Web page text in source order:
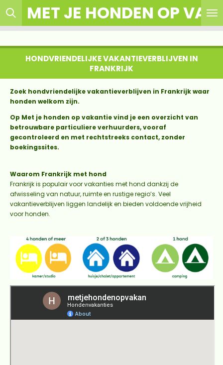
Ga
direct
naar
hoofdinhoud
MET JE HONDEN OP
HONDVRIENDELIJKE VAKANTIEVERBLIJVEN IN
FRANKRIJK
Zoek hondvriendelijke vakantieverblijven in Frankrijk waar
honden welkom zijn.
Op Met je honden op vakantie vind je een overzicht van
betrouwbare particuliere verhuurders, vooraf
gecontroleerd en met rechtstreeks contact, zonder
boekingssites.
Waarom Frankrijk met hond
Frankrijk is populair voor vakanties met hond dankzij de
afwisseling van natuur, ruimte en rustige regio’s. Veel
vakantieverblijven liggen landelijk en bieden voldoende vrijheid
voor honden.